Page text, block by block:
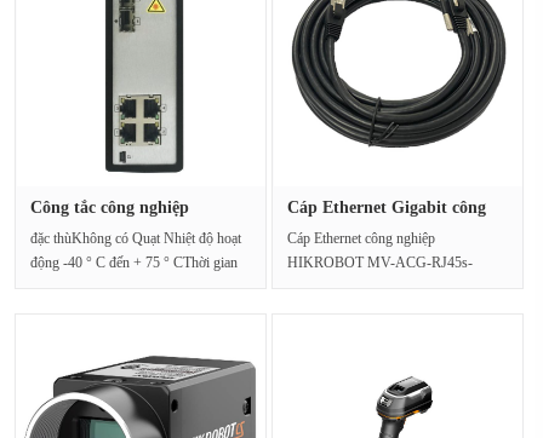
Công tắc công nghiệp
đặc thùKhông có Quạt Nhiệt độ hoạt
động -40 ° C đến + 75 ° CThời gian
Cáp Ethernet Gigabit công
Cáp Ethernet công nghiệp
HIKROBOT MV-ACG-RJ45s-